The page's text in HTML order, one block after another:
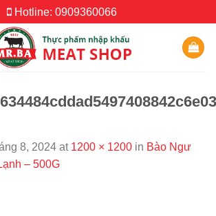
Hotline: 0909360066
8, 2024 at 1200 × 1200 in Bào Ngư
– 500G